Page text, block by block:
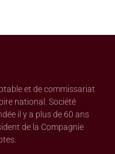
et de commissariat
national. Société
il y a plus de 60 ans
de la Compagnie